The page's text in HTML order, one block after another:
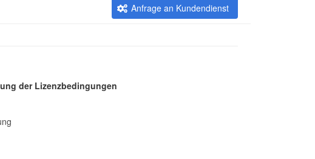
Anfrage an Kundendienst
der Lizenzbedingungen